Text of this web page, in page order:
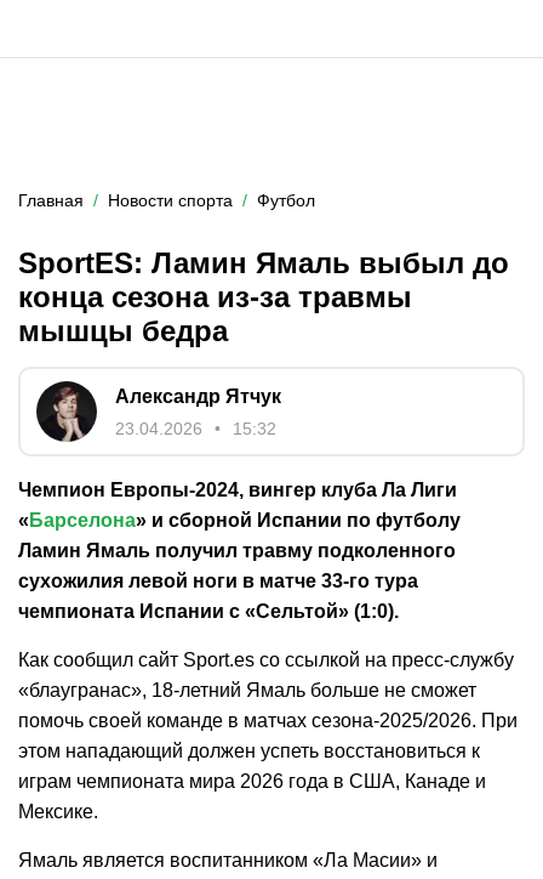
Главная Новости спорта Футбол
SportES: Ламин Ямаль выбыл до
конца сезона из-за травмы
мышцы бедра
Александр Ятчук
23.04.2026 15:32
Чемпион Европы-2024, вингер клуба Ла Лиги
« Барселона» и сборной Испании по футболу
Ламин Ямаль получил травму подколенного
сухожилия левой ноги в матче 33-го тура
чемпионата Испании с «Сельтой» (1:0).
Как сообщил сайт Sport.es со ссылкой на пресс-службу
«блаугранас», 18-летний Ямаль больше не сможет
помочь своей команде в матчах сезона-2025/2026. При
этом нападающий должен успеть восстановиться к
играм чемпионата мира 2026 года в США, Канаде и
Мексике.
Ямаль является воспитанником «Ла Масии» и